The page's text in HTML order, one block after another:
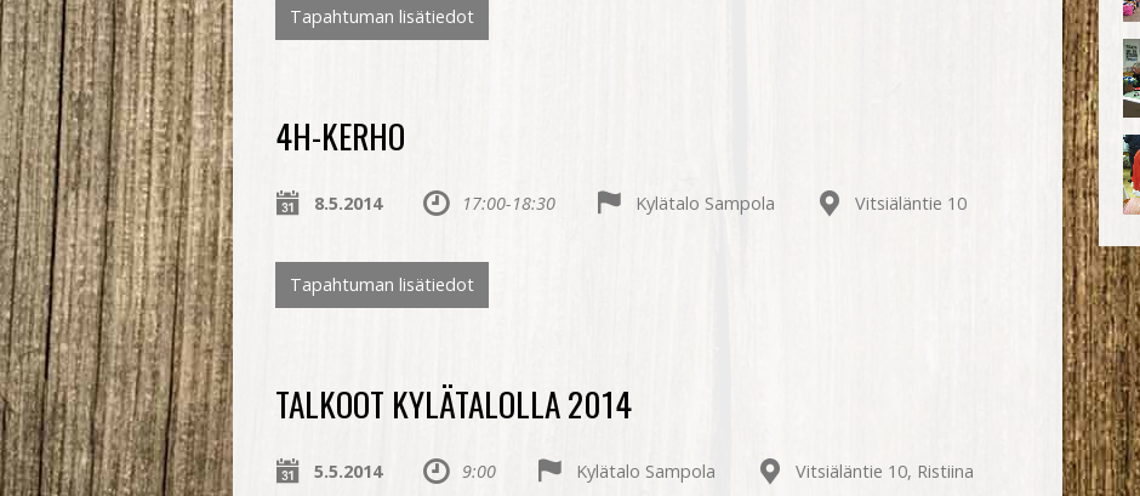
Tapahtuman lisätiedot
4H-KERHO
8.5.2014 17:00-18:30 Kylätalo Sampola Vitsiäläntie 10
Tapahtuman lisätiedot
TALKOOT KYLÄTALOLLA 2014
5.5.2014 9:00 Kylätalo Sampola Vitsiäläntie 10, Ristiina